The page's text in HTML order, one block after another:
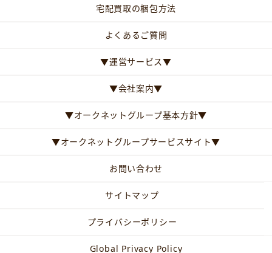
宅配買取の梱包方法
よくあるご質問
▼運営サービス▼
▼会社案内▼
▼オークネットグループ基本方針▼
▼オークネットグループサービスサイト▼
お問い合わせ
サイトマップ
プライバシーポリシー
Global Privacy Policy